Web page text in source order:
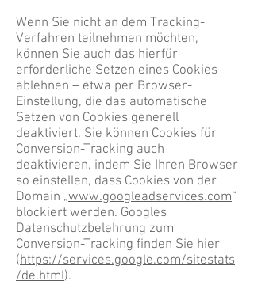
Wenn Sie nicht an dem Tracking-
Verfahren teilnehmen möchten,
können Sie auch das hierfür
erforderliche Setzen eines Cookies
ablehnen – etwa per Browser-
Einstellung, die das automatische
Setzen von Cookies generell
deaktiviert. Sie können Cookies für
Conversion-Tracking auch
deaktivieren, indem Sie Ihren Browser
so einstellen, dass Cookies von der
Domain „www.googleadservices.com“
blockiert werden. Googles
Datenschutzbelehrung zum
Conversion-Tracking finden Sie hier
(https://services.google.com/sitestats
/de.html).